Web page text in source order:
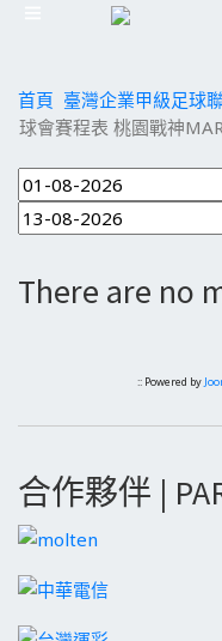
首頁 臺灣企業甲級足球
球會賽程表 桃園戰神
There are no
:: Powered by
合作夥伴 |